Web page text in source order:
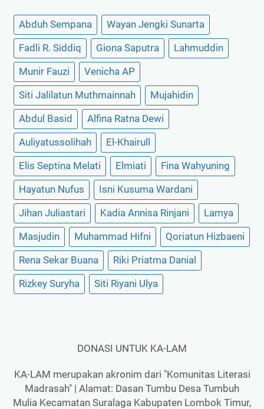
Abduh Sempana Wayan Jengki Sunarta
Fadli R. Siddiq Giona Saputra Lahmuddin
Munir Fauzi Venicha AP
Siti Jalilatun Muthmainnah Mujahidin
Abdul Basid Alfina Ratna Dewi
Auliyatussolihah El-Khairull
Elis Septina Melati Elmiati Fina Wahyuning
Hayatun Nufus Isni Kusuma Wardani
Jihan Juliastari Kadia Annisa Rinjani Lamya
Masjudin Muhammad Hifni Qoriatun Hizbaeni
Rena Sekar Buana Riki Priatma Danial
Rizkey Suryha Siti Riyani Ulya
DONASI UNTUK KA-LAM
KA-LAM merupakan akronim dari "Komunitas Literasi
Madrasah" | Alamat: Dasan Tumbu Desa Tumbuh
Mulia Kecamatan Suralaga Kabupaten Lombok Timur,